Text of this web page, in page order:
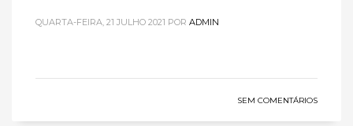
QUARTA-FEIRA, 21 JULHO 2021 POR ADMIN
SEM COMENTÁRIOS